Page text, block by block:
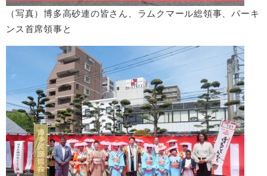
（写真）博多高砂連の皆さん、ラムクマール総領事、パーキ
ンス首席領事と